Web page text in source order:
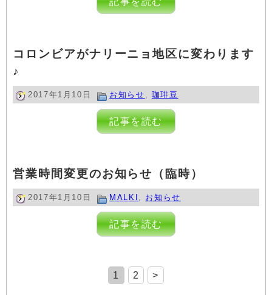
コロンビアがナリーニョ地区に変わります
♪
2017年1月10日 お知らせ , 珈琲豆
記事を読む
営業時間変更のお知らせ（臨時）
2017年1月10日 MALKI , お知らせ
記事を読む
1 2 >